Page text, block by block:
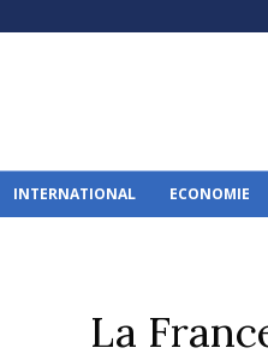
INTERNATIONAL ECONOMIE
La